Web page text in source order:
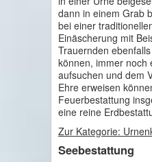
dann in einem Grab
bei einer
Einäscherung mit
Trauernden
können, immer noch
aufsuchen und dem
Ehre erweisen
Feuerbestattung
eine reine
Zur Kategorie:
Seebestattung